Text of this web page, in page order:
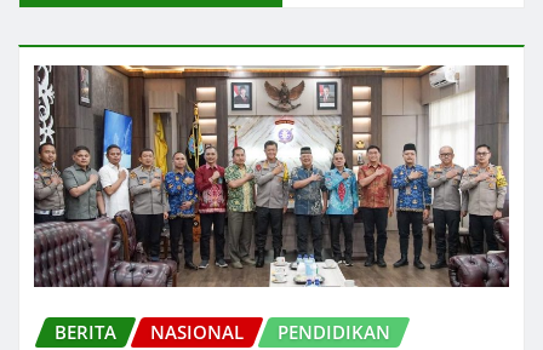
BERITA NASIONAL PENDIDIKAN